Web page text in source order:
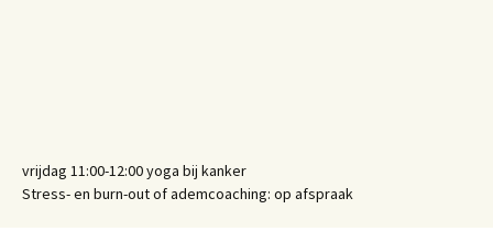
vrijdag 11:00-12:00 yoga bij kanker
Stress- en burn-out of ademcoaching: op afspraak